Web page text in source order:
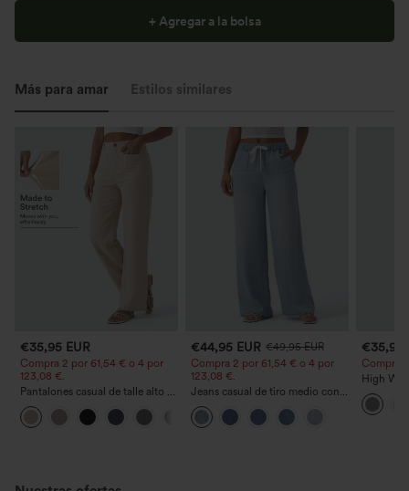
+ Agregar a la bolsa
Más para amar Estilos similares
€35,95 EUR
Compra 2 por 61,54 € o 4 por
123,08 €.
Pantalones casual de talle alto y
pierna recta con tacto de lino y
bolsillos
€44,95 EUR €49,95 EUR
Compra 2 por 61,54 € o 4 por
123,08 €.
Jeans casual de tiro medio con
cordón y bolsillos
€35,95
Compra
High
Straight